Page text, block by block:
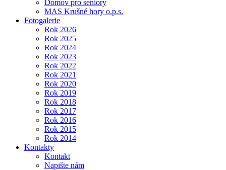
Domov pro seniory
MAS Krušné hory o.p.s.
Fotogalerie
Rok 2026
Rok 2025
Rok 2024
Rok 2023
Rok 2022
Rok 2021
Rok 2020
Rok 2019
Rok 2018
Rok 2017
Rok 2016
Rok 2015
Rok 2014
Kontakty
Kontakt
Napište nám